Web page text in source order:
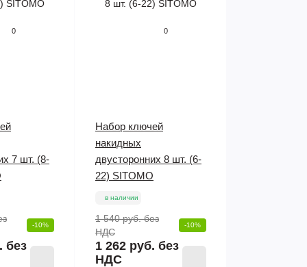
0
7 шт. (8-
-10%
без
0
Набор ключей
накидных
двусторонних 8 шт. (6-
22) SITOMO
в наличии
1 540 руб.без
НДС
-10%
1 262 руб. без
НДС